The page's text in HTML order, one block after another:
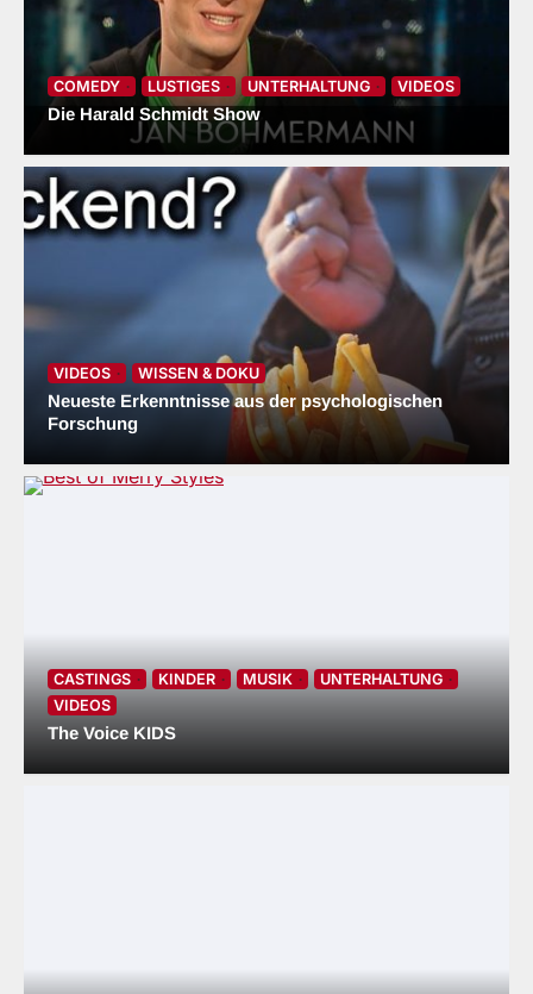
Technik-Reviews aus einer
vielseitigen Kategorie
5
Science & Fiction: Spannende
Fakten, revolutionäre
Forschungsergebnisse
6
Fotografie der besonderen Art –
Mit Benjamin auf Abenteuertour
COMEDY LUSTIGES UNTERHALTUNG VIDEOS
Die Harald Schmidt Show
VIDEOS WISSEN & DOKU
Neueste Erkenntnisse aus der psychologischen
Forschung
CASTINGS KINDER MUSIK
UNTERHALTUNG
VIDEOS
The Voice KIDS